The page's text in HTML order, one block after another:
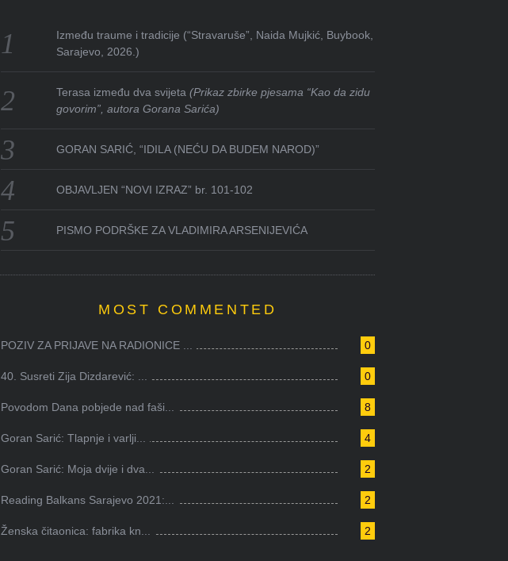
Između traume i tradicije (“Stravaruše”, Naida Mujkić, Buybook,
Sarajevo, 2026.)
Terasa između dva svijeta(Prikaz zbirke pjesama “Kao da zidu
govorim”, autora Gorana Sarića)
GORAN SARIĆ, “IDILA (NEĆU DA BUDEM NAROD)”
OBJAVLJEN “NOVI IZRAZ” br. 101-102
PISMO PODRŠKE ZA VLADIMIRA ARSENIJEVIĆA
MOST COMMENTED
0
POZIV ZA PRIJAVE NA RADIONICE ...
0
40. Susreti Zija Dizdarević: ...
8
Povodom Dana pobjede nad faši...
4
Goran Sarić: Tlapnje i varlji...
2
Goran Sarić: Moja dvije i dva...
2
Reading Balkans Sarajevo 2021:...
2
Ženska čitaonica: fabrika kn...